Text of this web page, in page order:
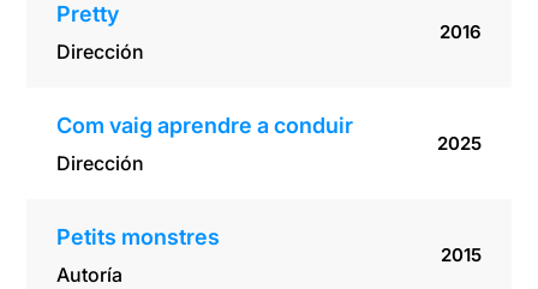
Pretty
Dirección
2016
Com vaig aprendre a conduir
Dirección
2025
Petits monstres
Autoría
2015